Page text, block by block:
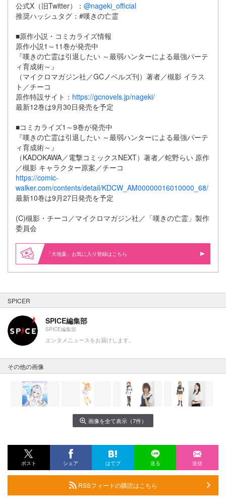
公式X（旧Twitter）： @nageki_official
推奨ハッシュタグ：#嘆きの亡霊
■原作小説・コミカライズ情報
原作小説1～11巻が発売中
『嘆きの亡霊は引退したい ～最弱ハンターによる最強パーテ
ィ育成術～』
（マイクロマガジン社／GCノベルズ刊）著者／槻影 イラス
ト／チーコ
原作特設サイト： https://gcnovels.jp/nageki/
最新12巻は9月30日発売を予定
■コミカライズ1～9巻が発売中
『嘆きの亡霊は引退したい ～最弱ハンターによる最強パーテ
ィ育成術～』
（KADOKAWA／電撃コミックスNEXT）著者／蛇野らい 原作
／槻影 キャラクター原案／チーコ
https://comic-
walker.com/contents/detail/KDCW_AM00000016010000_68/
最新10巻は9月27日発売を予定
(C)槻影・チーコ／マイクロマガジン社／「嘆きの亡霊」製作
委員会
「大地葉」お気に入り登録はこちら
SPICER
SPICE編集部
SPICE編集部
エンタメニュースをお届けします。
その他の画像
画像を全て表示（7件）
ポスト シェア はてブ 送る 送信
RSSフィードの購読はこちら